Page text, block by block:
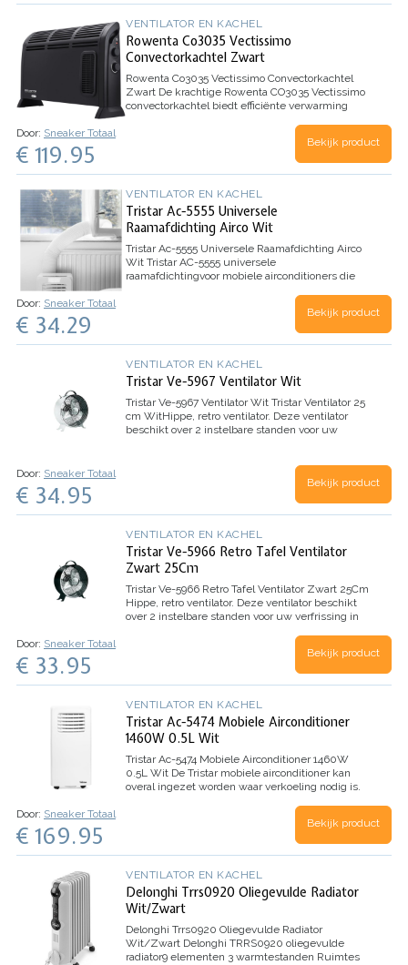
VENTILATOR EN KACHEL
Rowenta Co3035 Vectissimo
Convectorkachtel Zwart
Rowenta Co3035 Vectissimo Convectorkachtel
Zwart De krachtige Rowenta CO3035 Vectissimo
convectorkachtel biedt efficiënte verwarming
kachel verspreidt een hoeveelheid warme lucht
Door: Sneaker Totaal
€ 119.95 Bekijk product
VENTILATOR EN KACHEL
Tristar Ac-5555 Universele
Raamafdichting Airco Wit
Tristar Ac-5555 Universele Raamafdichting Airco
Wit Tristar AC-5555 universele
raamafdichtingvoor mobiele airconditioners die
verhindert. Met een omtrek van 400 cm,
klittenband en ritssluiting, gemaakt van 100…
Door: Sneaker Totaal
€ 34.29 Bekijk product
VENTILATOR EN KACHEL
Tristar Ve-5967 Ventilator Wit
Tristar Ve-5967 Ventilator Wit Tristar Ventilator 25
cm WitHippe, retro ventilator. Deze ventilator
beschikt over 2 instelbare standen voor uw
Door: Sneaker Totaal
€ 34.95 Bekijk product
VENTILATOR EN KACHEL
Tristar Ve-5966 Retro Tafel Ventilator
Zwart 25Cm
Tristar Ve-5966 Retro Tafel Ventilator Zwart 25Cm
Hippe, retro ventilator. Deze ventilator beschikt
over 2 instelbare standen voor uw verfrissing in
diameter van 25 cm, kunt u deze ventilator op…
Door: Sneaker Totaal
€ 33.95 Bekijk product
VENTILATOR EN KACHEL
Tristar Ac-5474 Mobiele Airconditioner
1460W 0.5L Wit
Tristar Ac-5474 Mobiele Airconditioner 1460W
0.5L Wit De Tristar mobiele airconditioner kan
overal ingezet worden waar verkoeling nodig is.
airco zo min mogelijk ruimte in en verplaats je
Door: Sneaker Totaal
€ 169.95 Bekijk product
VENTILATOR EN KACHEL
Delonghi Trrs0920 Oliegevulde Radiator
Wit/Zwart
Delonghi Trrs0920 Oliegevulde Radiator
Wit/Zwart Delonghi TRRS0920 oliegevulde
radiator9 elementen 3 warmtestanden Ruimtes